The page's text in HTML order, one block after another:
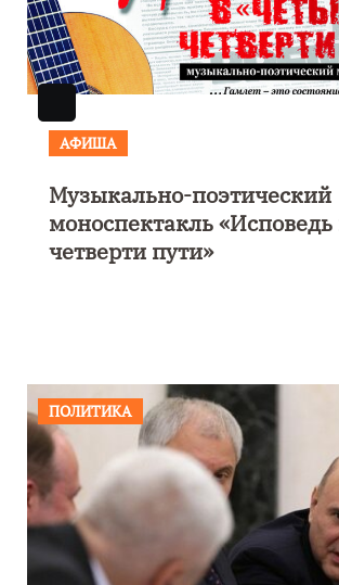
АФИША
Музыкально-поэтический
моноспектакль
четверти пути»
ПОЛИТИКА